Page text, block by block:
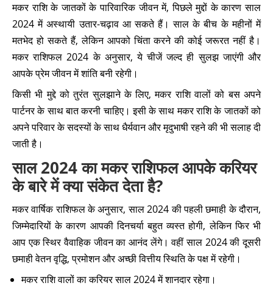
मकर राशि के जातकों के पारिवारिक जीवन में, पिछले मुद्दों के कारण साल
2024 में अस्थायी उतार-चढ़ाव आ सकते हैं। साल के बीच के महीनों में
मतभेद हो सकते हैं, लेकिन आपको चिंता करने की कोई जरूरत नहीं है।
मकर राशिफल 2024 के अनुसार, ये चीजें जल्द ही सुलझ जाएंगी और
आपके प्रेम जीवन में शांति बनी रहेगी।
किसी भी मुद्दे को तुरंत सुलझाने के लिए, मकर राशि वालों को बस अपने
पार्टनर के साथ बात करनी चाहिए। इसी के साथ मकर राशि के जातकों को
अपने परिवार के सदस्यों के साथ धैर्यवान और मृदुभाषी रहने की भी सलाह दी
जाती है।
साल 2024 का मकर राशिफल आपके करियर
के बारे में क्या संकेत देता है?
मकर वार्षिक राशिफल के अनुसार, साल 2024 की पहली छमाही के दौरान,
जिम्मेदारियों के कारण आपकी दिनचर्या बहुत व्यस्त होगी, लेकिन फिर भी
आप एक स्थिर वैवाहिक जीवन का आनंद लेंगे। वहीं साल 2024 की दूसरी
छमाही वेतन वृद्धि, प्रमोशन और अच्छी वित्तीय स्थिति के पक्ष में रहेगी।
मकर राशि वालों का करियर साल 2024 में शानदार रहेगा।